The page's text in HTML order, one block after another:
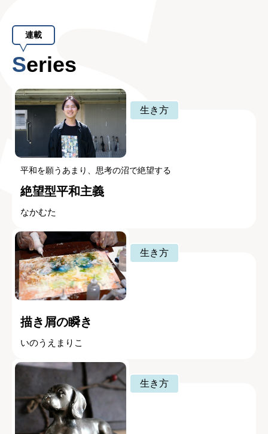
連載
Series
生き方
平和を願うあまり、思考の沼で絶望する
絶望型平和主義
なかむた
生き方
描き屑の瞬き
いのうえまりこ
生き方